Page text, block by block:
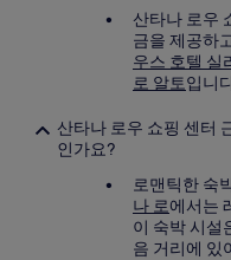
산타나 로우
금을 제공하
우스 호텔 실
로 알토입니
산타나 로우 쇼핑 센터
인가요?
로맨틱한 숙
나 로에서는
이 숙박 시설
음 거리에 있